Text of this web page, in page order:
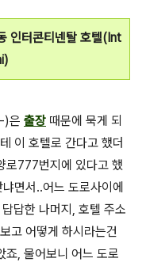
인터콘티넨탈 호텔(Int
)은 출장 때문에 묵게 되
이 호텔로 간다고 했더
로777번지에 있다고 했
면서..어느 도로사이에
답한 나머지, 호텔 주소
고 어떻게 하시라는건
죠, 물어보니 어느 도로